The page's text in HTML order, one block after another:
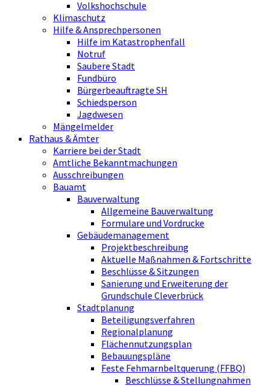
Volkshochschule
Klimaschutz
Hilfe & Ansprechpersonen
Hilfe im Katastrophenfall
Notruf
Saubere Stadt
Fundbüro
Bürgerbeauftragte SH
Schiedsperson
Jagdwesen
Mängelmelder
Rathaus & Ämter
Karriere bei der Stadt
Amtliche Bekanntmachungen
Ausschreibungen
Bauamt
Bauverwaltung
Allgemeine Bauverwaltung
Formulare und Vordrucke
Gebäudemanagement
Projektbeschreibung
Aktuelle Maßnahmen & Fortschritte
Beschlüsse & Sitzungen
Sanierung und Erweiterung der
Grundschule Cleverbrück
Stadtplanung
Beteiligungsverfahren
Regionalplanung
Flächennutzungsplan
Bebauungspläne
Feste Fehmarnbeltquerung (FFBQ)
Beschlüsse & Stellungnahmen